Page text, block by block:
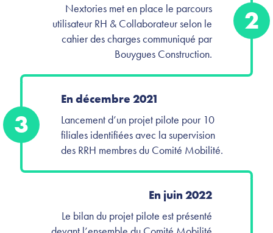
2
Nextories met en place le parcours
utilisateur RH & Collaborateur selon le
cahier des charges communiqué par
Bouygues Construction.
3
En décembre 2021
Lancement d’un projet pilote pour 10
filiales identifiées avec la supervision
des RRH membres du Comité Mobilité.
En juin 2022
Le bilan du projet pilote est présenté